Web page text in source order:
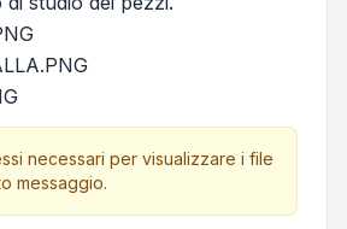
necessari per visualizzare i file
messaggio.